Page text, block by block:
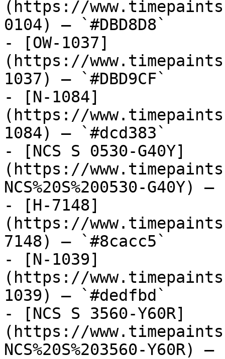
(https://
0104) — `#DBD8D8`
- [OW-1037]
(https://
1037) — `#DBD9CF`
- [N-1084]
(https://
1084) — `#dcd383`
- [NCS S 0530-G40Y]
(https://
NCS%20S%200530-G40Y)
- [H-7148]
(https://
7148) — `#8cacc5`
- [N-1039]
(https://
1039) — `#dedfbd`
- [NCS S 3560-Y60R]
(https://
NCS%20S%203560-Y60R)